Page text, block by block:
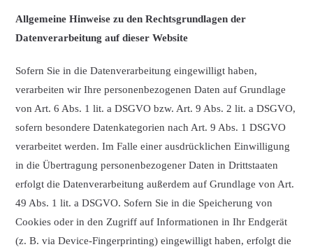
Allgemeine Hinweise zu den Rechtsgrundlagen der
Datenverarbeitung auf dieser Website
Sofern Sie in die Datenverarbeitung eingewilligt haben,
verarbeiten wir Ihre personenbezogenen Daten auf Grundlage
von Art. 6 Abs. 1 lit. a DSGVO bzw. Art. 9 Abs. 2 lit. a DSGVO,
sofern besondere Datenkategorien nach Art. 9 Abs. 1 DSGVO
verarbeitet werden. Im Falle einer ausdrücklichen Einwilligung
in die Übertragung personenbezogener Daten in Drittstaaten
erfolgt die Datenverarbeitung außerdem auf Grundlage von Art.
49 Abs. 1 lit. a DSGVO. Sofern Sie in die Speicherung von
Cookies oder in den Zugriff auf Informationen in Ihr Endgerät
(z. B. via Device-Fingerprinting) eingewilligt haben, erfolgt die